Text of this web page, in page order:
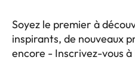
Soyez le premier à
inspirants, de nouveaux
encore - Inscrivez-vous à